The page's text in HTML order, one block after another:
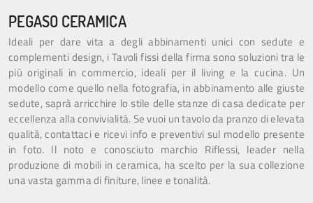
PEGASO CERAMICA
Ideali per dare vita a degli abbinamenti unici con sedute e
complementi design, i Tavoli fissi della firma sono soluzioni tra le
più originali in commercio, ideali per il living e la cucina. Un
modello come quello nella fotografia, in abbinamento alle giuste
sedute, saprà arricchire lo stile delle stanze di casa dedicate per
eccellenza alla convivialità. Se vuoi un tavolo da pranzo di elevata
qualità, contattaci e ricevi info e preventivi sul modello presente
in foto. Il noto e conosciuto marchio Riflessi, leader nella
produzione di mobili in ceramica, ha scelto per la sua collezione
una vasta gamma di finiture, linee e tonalità.